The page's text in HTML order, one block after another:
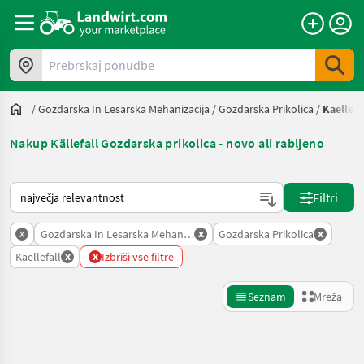
Prebrskaj ponudbe
/Gozdarska In Lesarska Mehanizacija /Gozdarska Prikolica /
Nakup Källefall Gozdarska prikolica - novo ali rabljeno
Tako je razvrščeno na Landwirt.com
Filtri
x Gozdarska In Lesarska Mehanizacija
x Gozdarska Prikolica x
Kaellefall x x Izbriši vse filtre
Seznam Mreža